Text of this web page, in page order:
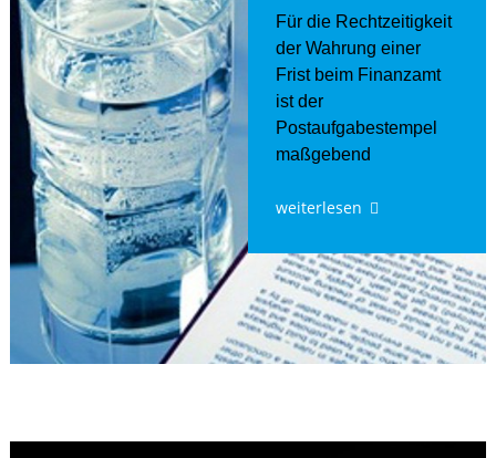
Für die Rechtzeitigkeit
der Wahrung einer
Frist beim Finanzamt
ist der
Postaufgabestempel
maßgebend
weiterlesen